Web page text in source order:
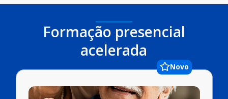
Formação presencial
acelerada
Novo